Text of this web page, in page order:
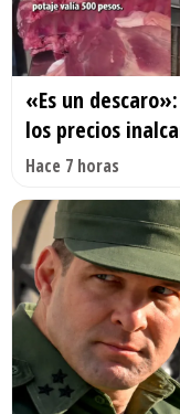
«Es un
los precios
Hace 7 horas